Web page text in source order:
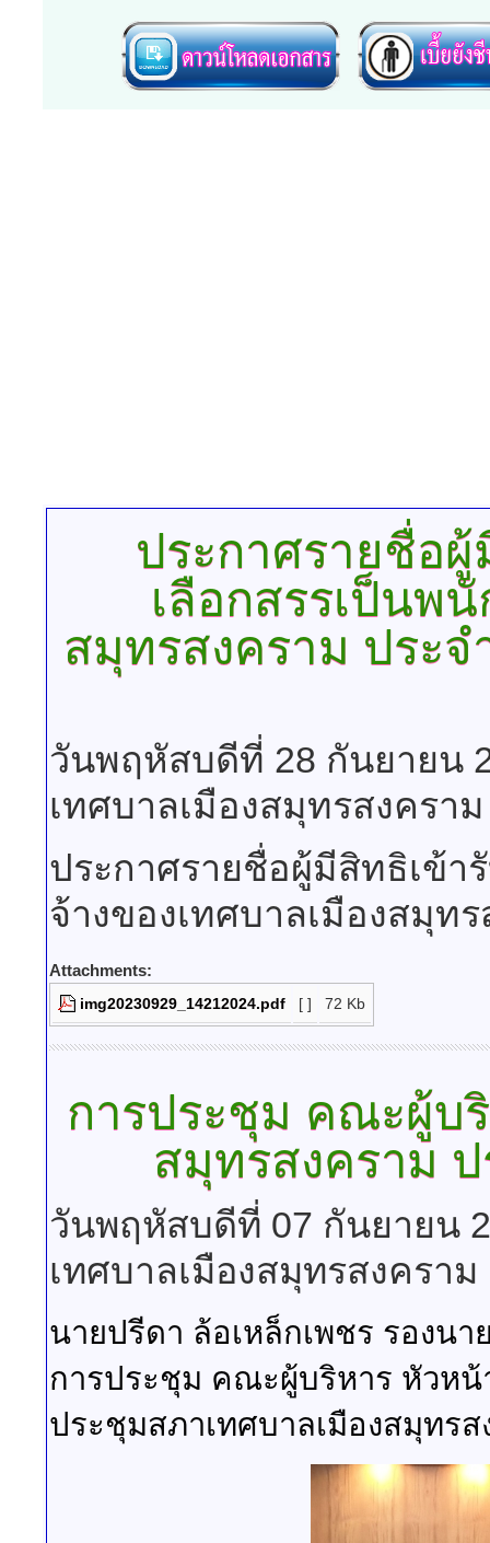
ประกาศรายชื่อ
เลือกสรรเป็นพ
สมุทรสงคราม ประ
วันพฤหัสบดีที่ 28 กันยายน
เทศบาลเมืองสมุทรสงคราม
ประกาศรายชื่อผู้มีสิทธิเข้า
จ้างของเทศบาลเมืองสมุท
Attachments:
img20230929_14212024.pdf [ ] 72 Kb
การประชุม คณะผู้บ
สมุทรสงคราม
วันพฤหัสบดีที่ 07 กันยายน
เทศบาลเมืองสมุทรสงคราม
นายปรีดา ล้อเหล็กเพชร รองน
การประชุม คณะผู้บริหาร หัวหน้
ประชุมสภาเทศบาลเมืองสมุทรส